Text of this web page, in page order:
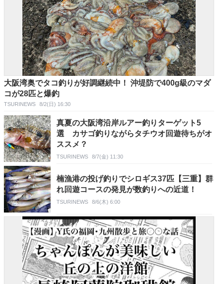
大阪湾奥でタコ釣りが好調継続中！ 沖堤防で400g級のマダ
コが28匹と爆釣
TSURINEWS 8/2(日) 16:30
真夏の大阪湾沿岸ルアー釣りターゲット5
選 カサゴ釣りながらタチウオ回遊待ちがオ
ススメ？
TSURINEWS 8/7(金) 11:30
楠漁港の投げ釣りでシロギス37匹【三重】群
れ回遊コースの発見が数釣りへの近道！
TSURINEWS 8/6(木) 6:00